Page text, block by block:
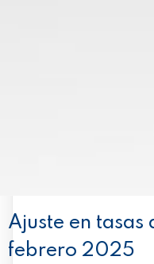
Ajuste en tasas
febrero 2025